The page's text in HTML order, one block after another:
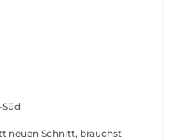
neuen Schnitt, brauchst